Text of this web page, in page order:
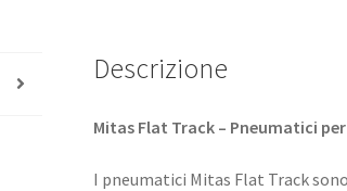
Descrizione
Mitas Flat Track – Pneumatici
I pneumatici Mitas Flat Track